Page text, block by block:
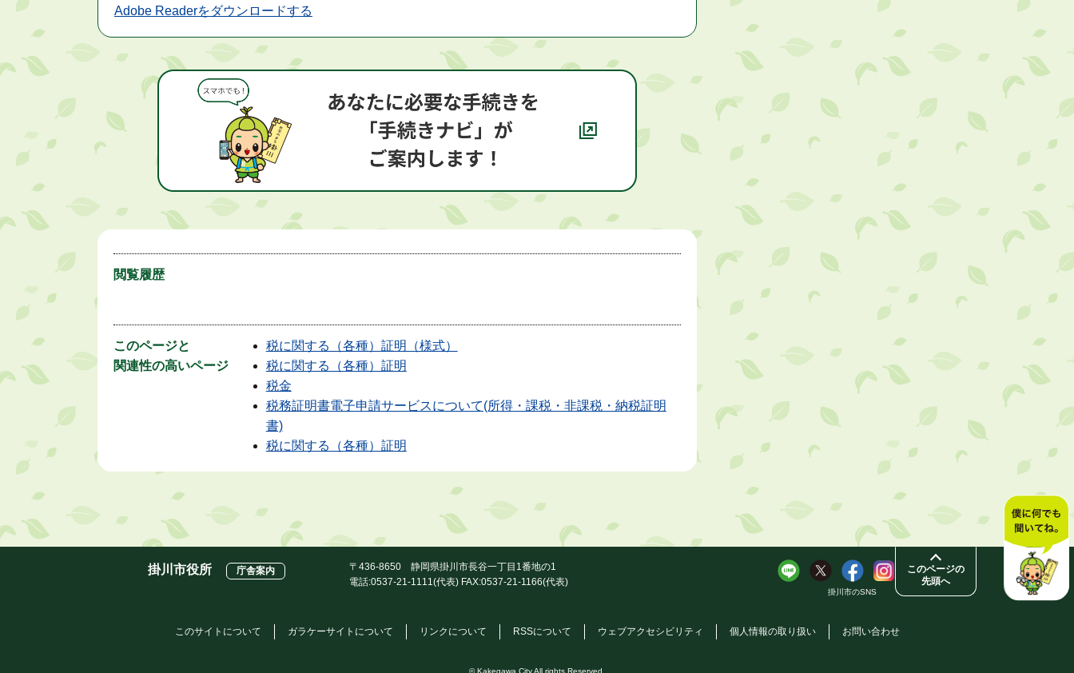
Adobe Readerをダウンロードする
閲覧履歴
このページと
関連性の高いページ
税に関する（各種）証明（様式）
税に関する（各種）証明
税金
税務証明書電子申請サービスについて(所得・課税・非課税・納税証明
書)
税に関する（各種）証明
このページの
先頭へ
掛川市役所 庁舎案内
〒436-8650 静岡県掛川市長谷一丁目1番地の1
電話:0537-21-1111(代表) FAX:0537-21-1166(代表)
掛川市のSNS
このサイトについて ガラケーサイトについて リンクについて RSSについて ウェブアクセシビリティ 個人情報の取り扱い お問い合わせ